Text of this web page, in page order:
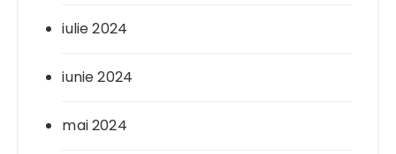
iulie 2024
iunie 2024
mai 2024